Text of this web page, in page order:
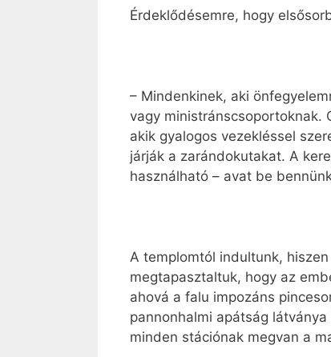
Érdeklődésemre, hogy
– Mindenkinek, aki
vagy ministránscsoportoknak.
akik gyalogos vezekléssel
járják a zarándokutakat. A
használható – avat be
A templomtól indultunk,
megtapasztaltuk, hogy az
ahová a falu impozáns
pannonhalmi apátság
minden stációnak megvan a